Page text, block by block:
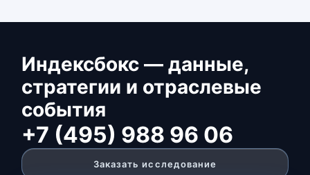
Индексбокс — данные,
стратегии и отраслевые
события
+7 (495) 988 96 06
Заказать исследование